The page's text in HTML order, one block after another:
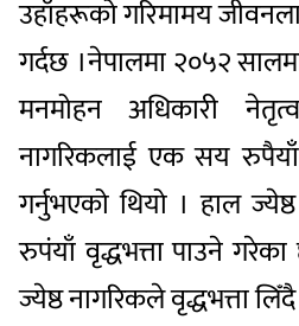
उहाँहरूको गरिमामय
गर्दछ ।नेपालमा २०५२
मनमोहन अधिकारी
नागरिकलाई एक सय रुपैयाँ
गर्नुभएको थियो । हाल
रुपंयाँ वृद्धभत्ता पाउने
ज्येष्ठ नागरिकले वृद्धभत्ता